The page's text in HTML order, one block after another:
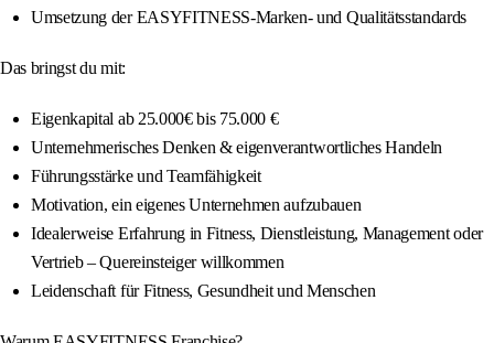
Umsetzung der EASYFITNESS-Marken- und Qualitätsstandards
Das bringst du mit:
Eigenkapital ab 25.000€ bis 75.000 €
Unternehmerisches Denken & eigenverantwortliches Handeln
Führungsstärke und Teamfähigkeit
Motivation, ein eigenes Unternehmen aufzubauen
Idealerweise Erfahrung in Fitness, Dienstleistung, Management oder
Vertrieb – Quereinsteiger willkommen
Leidenschaft für Fitness, Gesundheit und Menschen